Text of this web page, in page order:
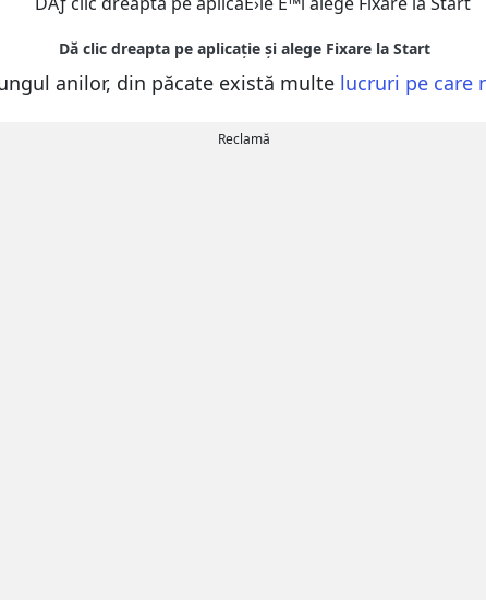
anilor, din păcate există multe lucruri pe care
Reclamă